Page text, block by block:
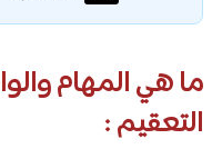
ما هي المهام
التعقيم :